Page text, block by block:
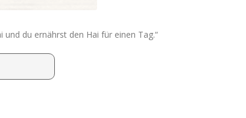
du ernährst den Hai für einen Tag.“